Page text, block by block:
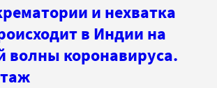
и нехватка
в Индии на
волны коронавируса.